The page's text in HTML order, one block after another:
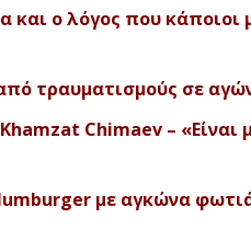
και ο λόγος που κάποιοι
τραυματισμούς σε
Chimaev – «Είναι
με αγκώνα